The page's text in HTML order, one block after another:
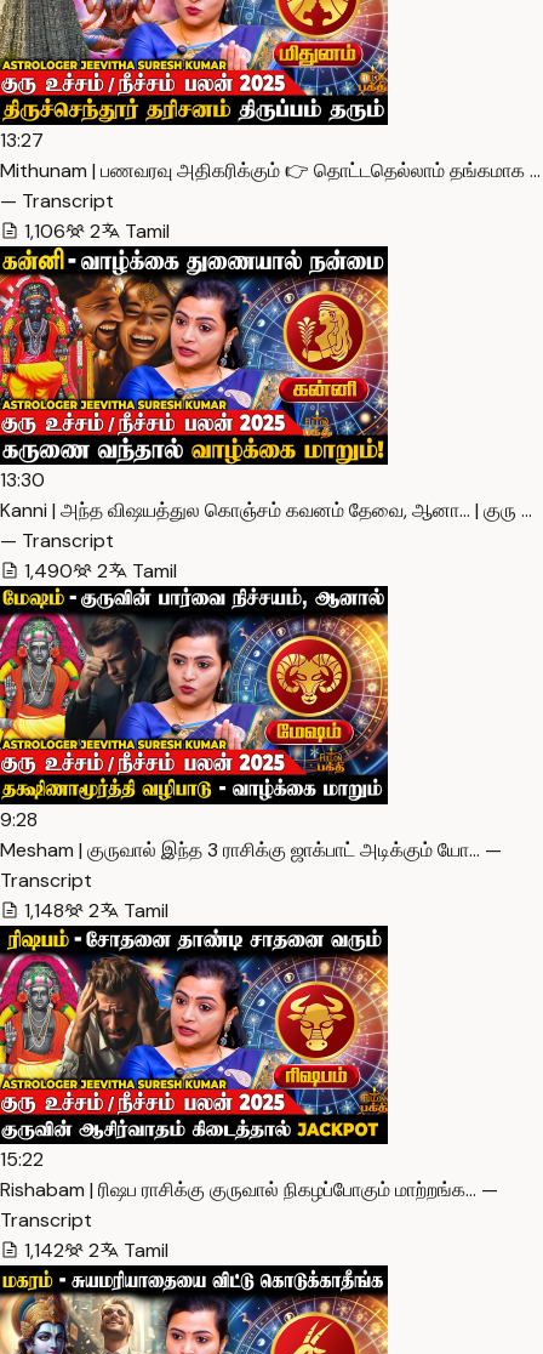
13:27
Mithunam | பணவரவு அதிகரிக்கும் 👉 தொட்டதெல்லாம் தங்கமாக …
— Transcript
1,106
2 Tamil
13:30
Kanni | அந்த விஷயத்துல கொஞ்சம் கவனம் தேவை, ஆனா… | குரு …
— Transcript
1,490
2 Tamil
9:28
Mesham | குருவால் இந்த 3 ராசிக்கு ஜாக்பாட் அடிக்கும் யோ… —
Transcript
1,148
2 Tamil
15:22
Rishabam | ரிஷப ராசிக்கு குருவால் நிகழப்போகும் மாற்றங்க… —
Transcript
1,142
2 Tamil